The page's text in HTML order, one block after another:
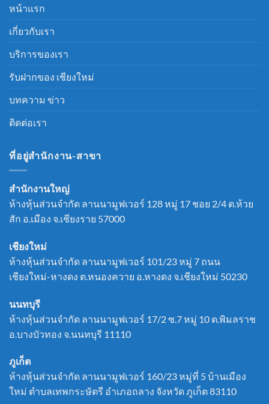
หน้าแรก
เกี่ยวกับเรา
บริการของเรา
รับฝากของ เชียงใหม่
บทความ ข่าว
ติดต่อเรา
ที่อยู่สำนักงาน-สาขา
สำนักงานใหญ่
ห้างหุ้นส่วนจำกัด ลานนามูฟเวอร์ 128 หมู่ 17 ชอย 2/4 ต.ห้วย
สัก อ.เมือง จ.เชียงราย 57000
เชียงใหม่
ห้างหุ้นส่วนจำกัด ลานนามูฟเวอร์ 101/23 หมู่ 7 ถนน
เชียงใหม่-หางดง ต.หนองควาย อ.หางดง จ.เชียงใหม่ 50230
นนทบุรี
ห้างหุ้นส่วนจำกัด ลานนามูฟเวอร์ 17/2 ซ.7 หมู่ 10 ต.พิมลราช
อ.บางบัวทอง จ.นนทบุรี 11110
ภูเก็ต
ห้างหุ้นส่วนจำกัด ลานนามูฟเวอร์ 160/23 หมู่ที่ 5 บ้านเมือง
ใหม่ ตำบลเทพกระษัตรี อำเภอถลาง จังหวัด ภูเก็ต 83110